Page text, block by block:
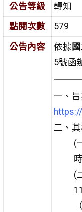
公告等級
轉知
點閱次數
579
公告內容
依據
5號函
一、
二、
(
(